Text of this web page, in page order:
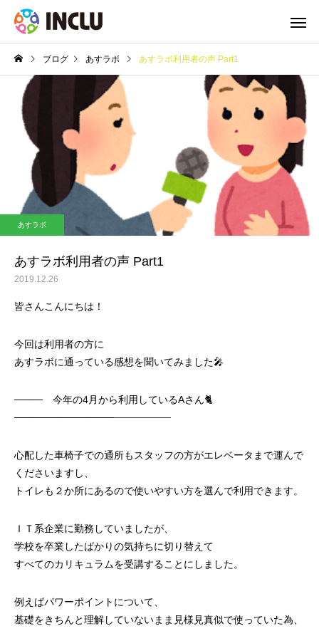
ブログ あすラボ あすラボ利用者の声 Part1
あすラボ
あすラボ利用者の声 Part1
2019.12.26
皆さんこんにちは！
今回は利用者の方に
あすラボに通っている感想を聞いてみました🎤
──── 今年の4月から利用しているAさん🐈
──────────────────────
心配した車椅子での通所もスタッフの方がエレベータまで運んで
くださいますし、
トイレも２か所にあるので使いやすい方を選んで利用できます。
ＩＴ系企業に勤務していましたが、
学校を卒業したばかりの気持ちに切り替えて
すべてのカリキュラムを受講することにしました。
例えばパワーポイントについて、
基礎をきちんと理解していないまま見様見真似で使っていた為、